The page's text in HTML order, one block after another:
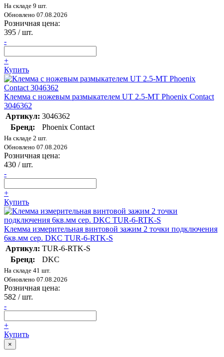
На складе 9 шт.
Обновлено 07.08.2026
Розничная цена:
395 / шт.
-
+
Купить
Клемма с ножевым размыкателем UT 2.5-MT Phoenix Contact
3046362
Артикул: 3046362
Бренд:
Phoenix Contact
На складе 2 шт.
Обновлено 07.08.2026
Розничная цена:
430 / шт.
-
+
Купить
Клемма измерительная винтовой зажим 2 точки подключения
6кв.мм сер. DKC TUR-6-RTK-S
Артикул: TUR-6-RTK-S
Бренд:
DKC
На складе 41 шт.
Обновлено 07.08.2026
Розничная цена:
582 / шт.
-
+
Купить
×